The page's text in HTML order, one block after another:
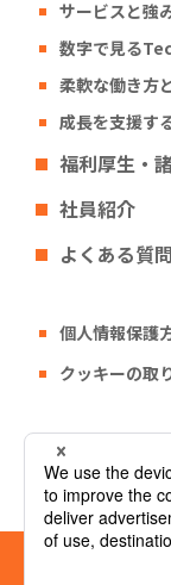
サービスと強
数字で見る
柔軟な働き方
成長を支援す
福利厚生・
社員紹介
よくある質問
個人情報保護
クッキーの取
Tech Fun コー